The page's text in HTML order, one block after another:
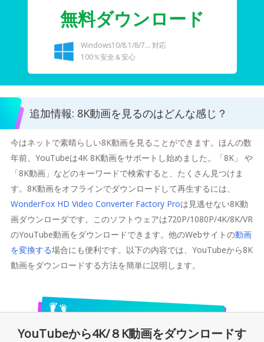
無料ダウンロード
Windows10/8.1/8/7... 対応
100％安全＆安心
追加情報: 8K動画を見るのはどんな感じ？
今はネットで素晴らしい8K動画を見ることができます。ほんの数
年前、YouTubeは4K 8K動画をサポートし始めました。「8K」 や
「8K動画」などのキーワードで検索すると、たくさん見つけま
す。8K動画をオフラインでダウンロードして再生するには、
WonderFox HD Video Converter Factory Proは見逃せない8K動
画ダウンローダです。このソフトウェアは720P/1080P/4K/8K/VR
のYouTube動画をダウンロードできます。他のWebサイトの動画
を変換する場合にも便利です。以下の内容では、YouTubeから8K
動画をダウンロードする方法を簡単に説明します。
YouTubeから4K/８K動画をダウンロードす